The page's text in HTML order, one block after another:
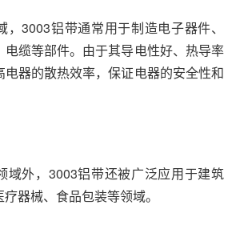
，3003铝带通常用于制造电子器件、
电缆等部件。由于其导电性好、热导率
器的散热效率，保证电器的安全性和
域外，3003铝带还被广泛应用于建筑
器械、食品包装等领域。